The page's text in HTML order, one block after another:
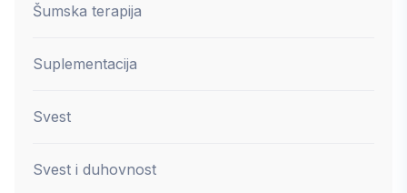
Šumska terapija
Suplementacija
Svest
Svest i duhovnost